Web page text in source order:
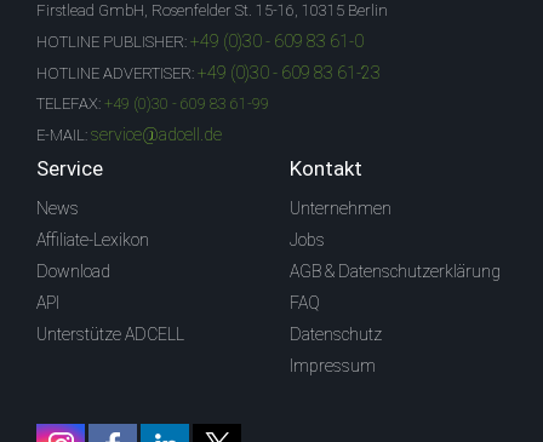
Firstlead GmbH, Rosenfelder St. 15-16, 10315 Berlin
HOTLINE PUBLISHER: +49 (0)30 - 609 83 61-0
HOTLINE ADVERTISER: +49 (0)30 - 609 83 61-23
TELEFAX: +49 (0)30 - 609 83 61-99
E-MAIL: service@adcell.de
Service
News
Affiliate-Lexikon
Download
API
Unterstütze ADCELL
Kontakt
Unternehmen
Jobs
AGB & Datenschutzerklärung
FAQ
Datenschutz
Impressum